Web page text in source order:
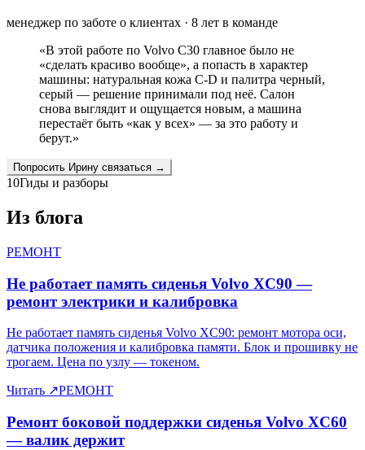
менеджер по заботе о клиентах · 8 лет в команде
«В этой работе по Volvo C30 главное было не
«сделать красиво вообще», а попасть в характер
машины: натуральная кожа C-D и палитра черный,
серый — решение принимали под неё. Салон
снова выглядит и ощущается новым, а машина
перестаёт быть «как у всех» — за это работу и
берут.»
Попросить Ирину связаться →
10Гиды и разборы
Из блога
РЕМОНТ
Не работает память сиденья Volvo XC90 —
ремонт электрики и калибровка
Не работает память сиденья Volvo XC90: ремонт мотора оси,
датчика положения и калибровка памяти. Блок и прошивку не
трогаем. Цена по узлу — токеном.
Читать ↗РЕМОНТ
Ремонт боковой поддержки сиденья Volvo XC60
— валик держит